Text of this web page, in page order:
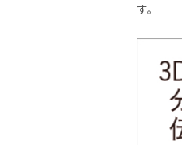
す。